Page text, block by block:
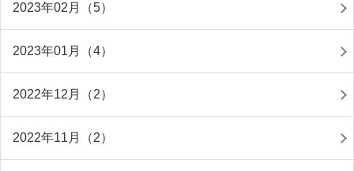
2023年02月（5）
2023年01月（4）
2022年12月（2）
2022年11月（2）